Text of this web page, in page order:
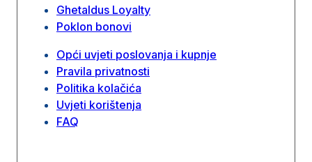
Ghetaldus Loyalty
Poklon bonovi
Opći uvjeti poslovanja i kupnje
Pravila privatnosti
Politika kolačića
Uvjeti korištenja
FAQ